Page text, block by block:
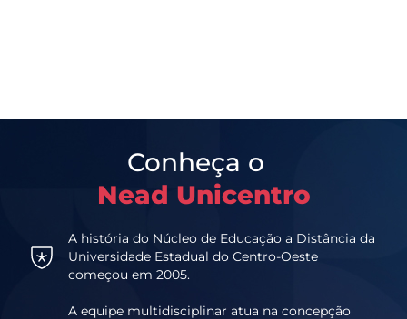
Conheça o
Nead Unicentro
A história do Núcleo de Educação a Distância da
Universidade Estadual do Centro-Oeste
começou em 2005.
A equipe multidisciplinar atua na concepção